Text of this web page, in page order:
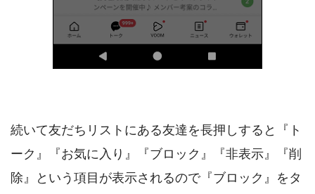
続いて友だちリストにある友達を長押しすると『ト
ーク』『お気に入り』『ブロック』『非表示』『削
除』という項目が表示されるので『ブロック』をタ